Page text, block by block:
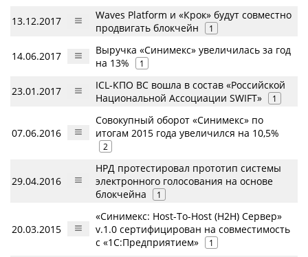
13.12.2017
Waves Platform и «Крок» будут совместно
продвигать блокчейн
1
14.06.2017
Выручка «Синимекс» увеличилась за год
на 13%
1
23.01.2017
ICL-КПО ВС вошла в состав «Российской
Национальной Ассоциации SWIFT»
1
07.06.2016
Совокупный оборот «Синимекс» по
итогам 2015 года увеличился на 10,5%
2
29.04.2016
НРД протестировал прототип системы
электронного голосования на основе
блокчейна
1
20.03.2015
«Синимекс: Нost-To-Нost (H2H) Сервер»
v.1.0 сертифицирован на совместимость
с «1С:Предприятием»
1